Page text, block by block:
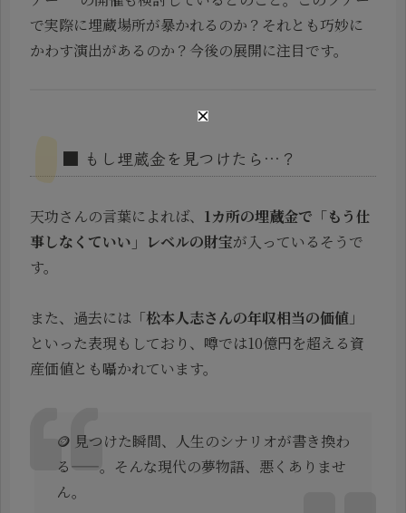
で実際に埋蔵場所が暴かれるのか？それとも巧妙に
かわす演出があるのか？今後の展開に注目です。
■ もし埋蔵金を見つけたら…？
天功さんの言葉によれば、 1カ所の埋蔵金で「もう仕
事しなくていい」レベルの財宝が入っているそうで
す。
また、過去には「松本人志さんの年収相当の価値 」
といった表現もしており、噂では10億円を超える資
産価値とも囁かれています。
🪙 見つけた瞬間、人生のシナリオが書き換わ
る——。そんな現代の夢物語、悪くありませ
ん。